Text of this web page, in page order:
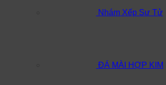
Nhám Xếp Sư Tử
ĐÁ MÀI HỢP KIM